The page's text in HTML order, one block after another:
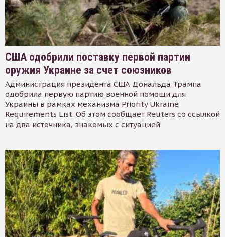
США одобрили поставку первой партии
оружия Украине за счет союзников
Администрация президента США Дональда Трампа
одобрила первую партию военной помощи для
Украины в рамках механизма Priority Ukraine
Requirements List. Об этом сообщает Reuters со ссылкой
на два источника, знакомых с ситуацией